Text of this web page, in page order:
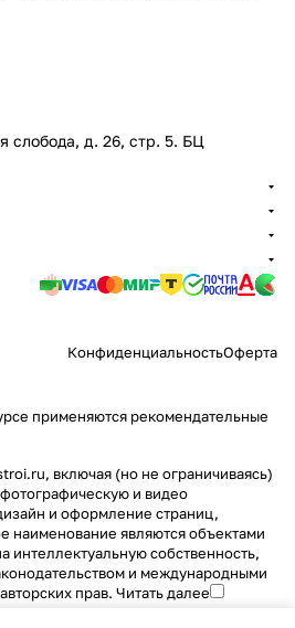
слобода, д. 26, стр. 5. БЦ
КонфиденциальностьОферта
применяются рекомендательные
включая (но не ограничиваясь)
и видео
и оформление страниц,
наименование являются объектами
интеллектуальную собственность,
и международными
прав. Читать далее